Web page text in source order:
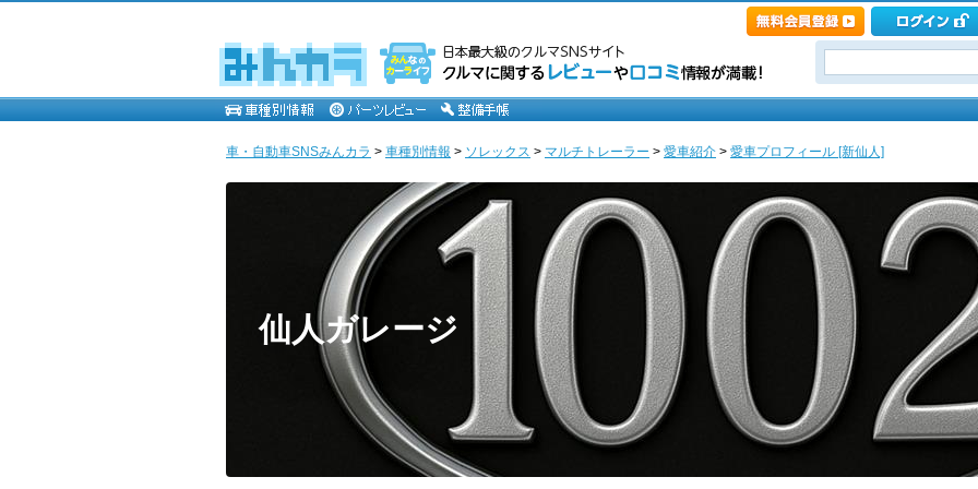
車・自動車SNSみんカラ > 車種別情報 > ソレックス > マルチトレーラー > 愛車紹介 > 愛車プロフィール [新仙人]
仙人ガレージ